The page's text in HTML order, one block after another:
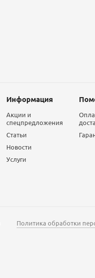
Информация
Акции и
спецпредложения
Статьи
Новости
Услуги
Политика обработки